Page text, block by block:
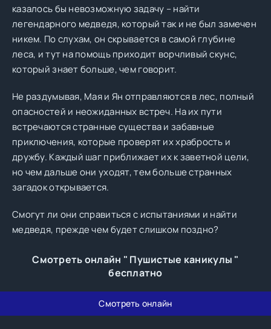
казалось бы невозможную задачу – найти
легендарного медведя, который так и не был замечен
никем. По слухам, он скрывается в самой глубине
леса, и тут на помощь приходит ворчливый скунс,
который знает больше, чем говорит.
Не раздумывая, Мая и Ян отправляются в лес, полный
опасностей и неожиданных встреч. На их пути
встречаются странные существа и забавные
приключения, которые проверят их храбрость и
дружбу. Каждый шаг приближает их к заветной цели,
но чем дальше они уходят, тем больше странных
загадок открывается.
Смогут ли они справиться с испытаниями и найти
медведя, прежде чем будет слишком поздно?
Смотреть онлайн " Пушистые каникулы "
бесплатно
Смотреть онлайн